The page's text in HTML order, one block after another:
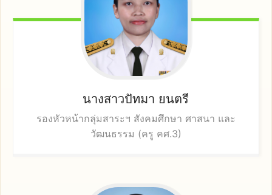
นางสาวปัทมา ยนตรี
รองหัวหน้ากลุ่มสาระฯ สังคมศึกษา ศาสนา และ
วัฒนธรรม (ครู คศ.3)